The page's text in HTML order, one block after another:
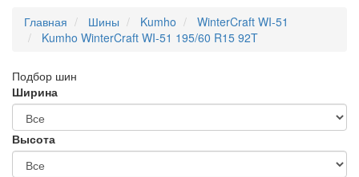
Главная
Шины Kumho
WinterCraft WI-51
Kumho WinterCraft WI-51 195/60 R15 92T
Подбор шин
Ширина
Высота